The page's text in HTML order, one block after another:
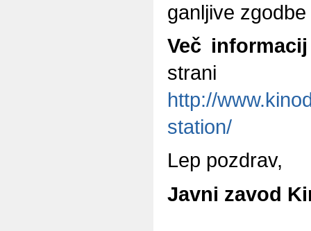
ganljive
Več
strani
http://
station/
Lep pozdrav,
Javni zavod